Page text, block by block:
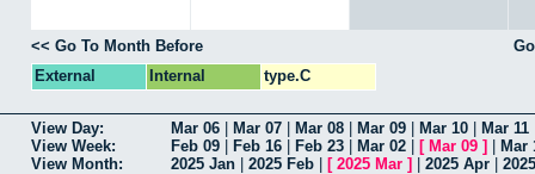
<< Go To Month Before
External
Internal type.C
View Day: Mar 06 Mar 07 Mar 08 Mar 09 Mar 10 Mar 11
View Week:
Feb 09 Feb 16 Feb 23 Mar 02 [ Mar 09 ]
Mar
View Month:
2025 Jan 2025 Feb [ 2025 Mar ] 2025 Apr